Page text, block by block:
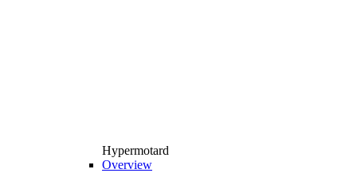
Hypermotard
Overview